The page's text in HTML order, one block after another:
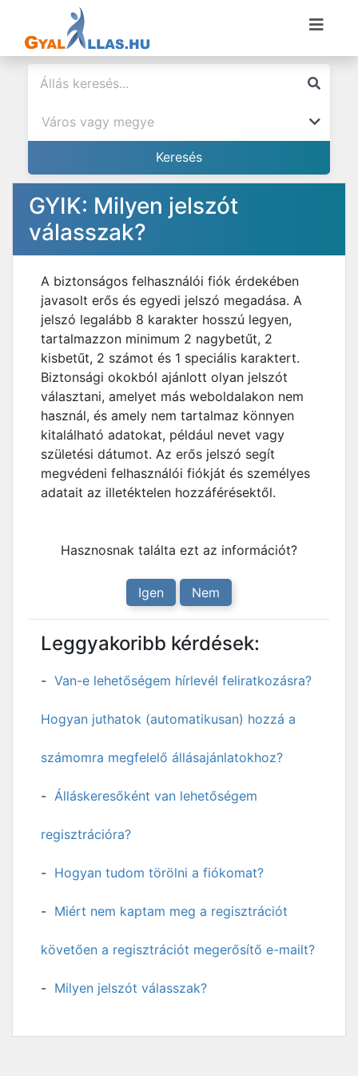
GYIK: Milyen jelszót
válasszak?
A biztonságos felhasználói fiók érdekében
javasolt erős és egyedi jelszó megadása. A
jelszó legalább 8 karakter hosszú legyen,
tartalmazzon minimum 2 nagybetűt, 2
kisbetűt, 2 számot és 1 speciális karaktert.
Biztonsági okokból ajánlott olyan jelszót
választani, amelyet más weboldalakon nem
használ, és amely nem tartalmaz könnyen
kitalálható adatokat, például nevet vagy
születési dátumot. Az erős jelszó segít
megvédeni felhasználói fiókját és személyes
adatait az illetéktelen hozzáférésektől.
Hasznosnak találta ezt az információt?
Igen Nem
Leggyakoribb kérdések:
Van-e lehetőségem hírlevél feliratkozásra?
Hogyan juthatok (automatikusan) hozzá a
számomra megfelelő állásajánlatokhoz?
Álláskeresőként van lehetőségem
regisztrációra?
Hogyan tudom törölni a fiókomat?
Miért nem kaptam meg a regisztrációt
követően a regisztrációt megerősítő e-mailt?
Milyen jelszót válasszak?